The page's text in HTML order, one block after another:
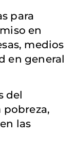
para
en
medios
en general
del
pobreza,
las